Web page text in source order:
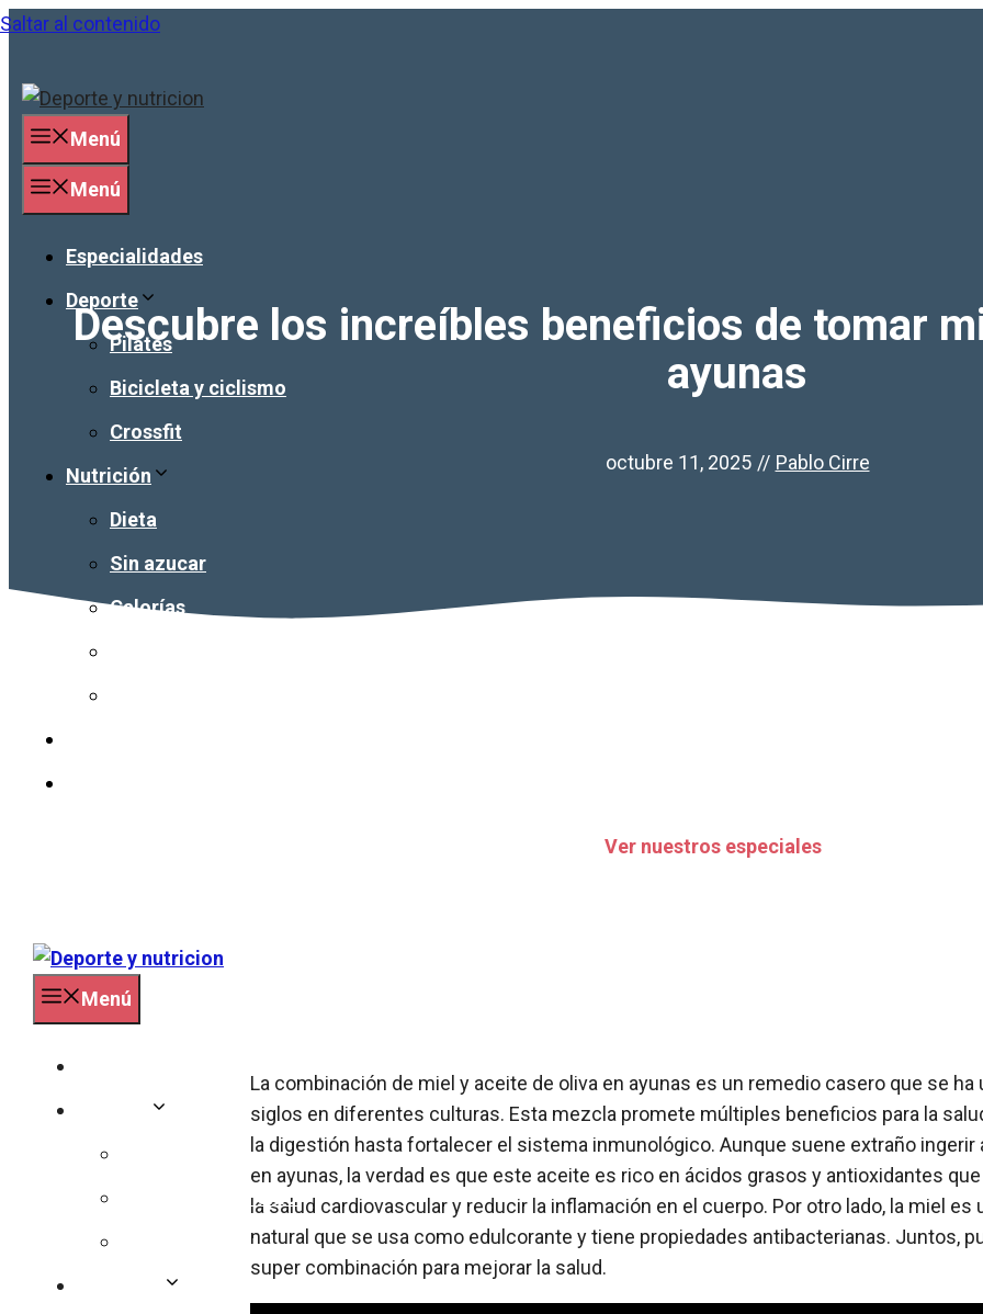
Saltar al contenido
Menú
Menú
Especialidades
Deporte
Pilates
Bicicleta y ciclismo
Crossfit
Nutrición
Dieta
Sin azucar
Calorías
Ver nuestros especiales
Menú
Bicicleta y ciclismo
Descubre los increíbles beneficios de tomar
ayunas
octubre 11, 2025 // Pablo Cirre
La combinación de miel y aceite de oliva en ayunas es un remedio casero que se ha
siglos en diferentes culturas. Esta mezcla promete múltiples beneficios para la
la digestión hasta fortalecer el sistema inmunológico. Aunque suene extraño ingerir
en ayunas, la verdad es que este aceite es rico en ácidos grasos y antioxidantes
la salud cardiovascular y reducir la inflamación en el cuerpo. Por otro lado, la miel es
natural que se usa como edulcorante y tiene propiedades antibacterianas. Juntos,
super combinación para mejorar la salud.